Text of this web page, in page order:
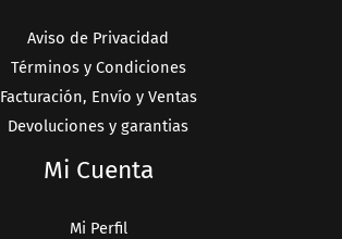
Aviso de Privacidad
Términos y Condiciones
Facturación, Envío y Ventas
Devoluciones y garantias
Mi Cuenta
Mi Perfil